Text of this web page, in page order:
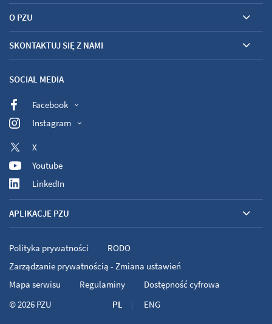
O PZU
SKONTAKTUJ SIĘ Z NAMI
SOCIAL MEDIA
Facebook
Instagram
X
Youtube
LinkedIn
APLIKACJE PZU
PL ENG
Polityka prywatności
RODO
Zarządzanie prywatnością - Zmiana ustawień
Mapa serwisu
Regulaminy
Dostępność cyfrowa
© 2026 PZU